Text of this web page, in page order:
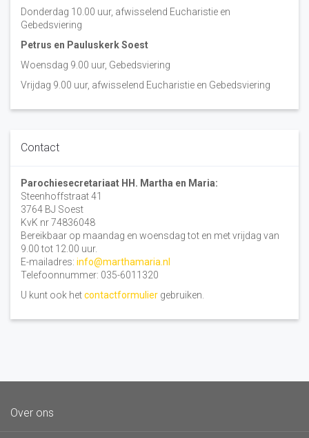
Donderdag 10.00 uur, afwisselend Eucharistie en
Gebedsviering
Petrus en Pauluskerk Soest
Woensdag 9.00 uur, Gebedsviering
Vrijdag 9.00 uur, afwisselend Eucharistie en Gebedsviering
Contact
Parochiesecretariaat HH. Martha en Maria:
Steenhoffstraat 41
3764 BJ Soest
KvK nr 74836048
Bereikbaar op maandag en woensdag tot en met vrijdag van
9.00 tot 12.00 uur.
E-mailadres: info@marthamaria.nl
Telefoonnummer: 035-6011320
U kunt ook hetcontactformulier gebruiken.
Over ons